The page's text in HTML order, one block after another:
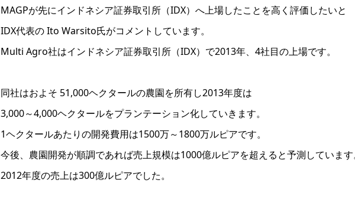
MAGPが先にインドネシア証券取引所（IDX）へ上場したことを高く評価したいと
IDX代表の Ito Warsito氏がコメントしています。
Multi Agro社はインドネシア証券取引所（IDX）で2013年、4社目の上場です。
同社はおよそ 51,000ヘクタールの農園を所有し2013年度は
3,000～4,000ヘクタールをプランテーション化していきます。
1ヘクタールあたりの開発費用は1500万～1800万ルピアです。
今後、農園開発が順調であれば売上規模は1000億ルピアを超えると予測しています
2012年度の売上は300億ルピアでした。